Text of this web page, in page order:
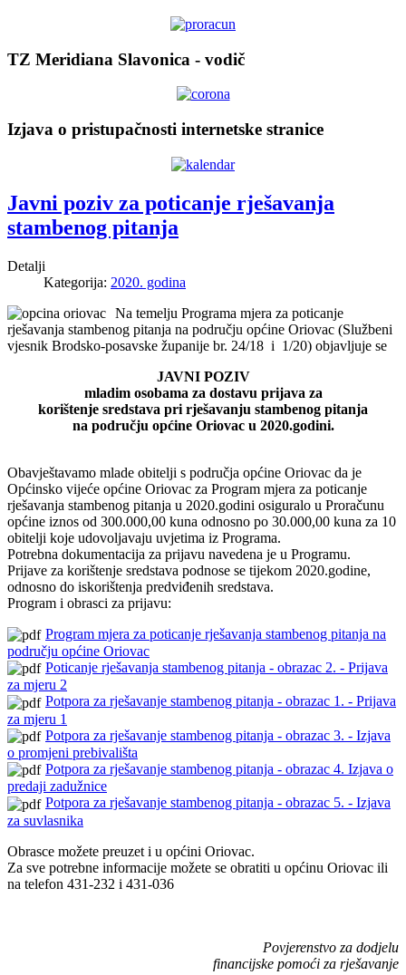
TZ Meridiana Slavonica - vodič
Izjava o pristupačnosti internetske stranice
Javni poziv za poticanje rješavanja
stambenog pitanja
Detalji
Kategorija: 2020. godina
Na temelju Programa mjera za poticanje
rješavanja stambenog pitanja na području općine Oriovac (Službeni
vjesnik Brodsko-posavske županije br. 24/18 i 1/20) objavljuje se
JAVNI POZIV
mladim osobama za dostavu prijava za
korištenje sredstava pri rješavanju stambenog pitanja
na području općine Oriovac u 2020.godini.
Obavještavamo mlade obitelji s područja općine Oriovac da je
Općinsko vijeće općine Oriovac za Program mjera za poticanje
rješavanja stambenog pitanja u 2020.godini osiguralo u Proračunu
općine iznos od 300.000,00 kuna odnosno po 30.000,00 kuna za 10
obitelji koje udovoljavaju uvjetima iz Programa.
Potrebna dokumentacija za prijavu navedena je u Programu.
Prijave za korištenje sredstava podnose se tijekom 2020.godine,
odnosno do iskorištenja predviđenih sredstava.
Program i obrasci za prijavu:
Program mjera za poticanje rješavanja stambenog pitanja na
području općine Oriovac
Poticanje rješavanja stambenog pitanja - obrazac 2. - Prijava
za mjeru 2
Potpora za rješavanje stambenog pitanja - obrazac 1. - Prijava
za mjeru 1
Potpora za rješavanje stambenog pitanja - obrazac 3. - Izjava
o promjeni prebivališta
Potpora za rješavanje stambenog pitanja - obrazac 4. Izjava o
predaji zadužnice
Potpora za rješavanje stambenog pitanja - obrazac 5. - Izjava
za suvlasnika
Obrasce možete preuzet i u općini Oriovac.
Za sve potrebne informacije možete se obratiti u općinu Oriovac ili
na telefon 431-232 i 431-036
Povjerenstvo za dodjelu
financijske pomoći za rješavanje